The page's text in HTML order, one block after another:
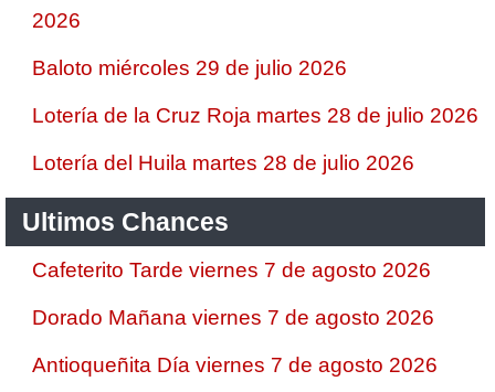
2026
Baloto miércoles 29 de julio 2026
Lotería de la Cruz Roja martes 28 de julio 2026
Lotería del Huila martes 28 de julio 2026
Ultimos Chances
Cafeterito Tarde viernes 7 de agosto 2026
Dorado Mañana viernes 7 de agosto 2026
Antioqueñita Día viernes 7 de agosto 2026